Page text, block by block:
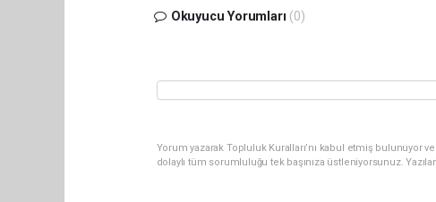
Okuyucu Yorumları (0)
Yorum yazarak Topluluk Kuralları’nı kabul etmiş bulunuyor
dolaylı tüm sorumluluğu tek başınıza üstleniyorsunuz.